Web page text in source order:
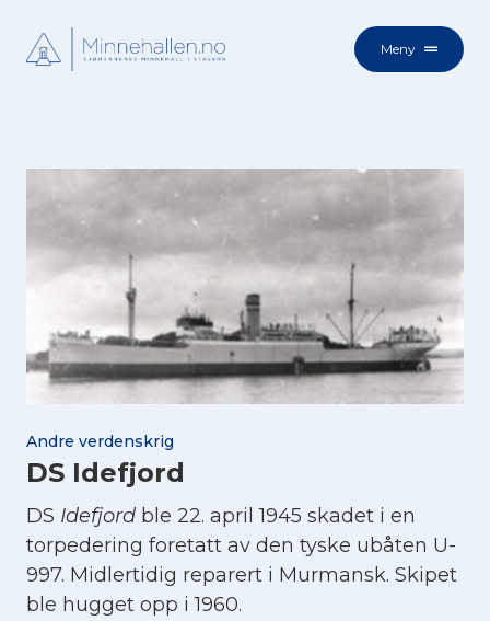
Meny
Andre verdenskrig
DS Idefjord
DS Idefjord ble 22. april 1945 skadet i en
torpedering foretatt av den tyske ubåten U-
997. Midlertidig reparert i Murmansk. Skipet
ble hugget opp i 1960.